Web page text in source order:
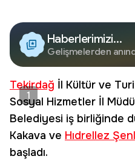
Haberlerimizi
Google'da Takip
Edin
Gelişmelerden
1
Tekirdağ İl Kültür ve
Sosyal Hizmetler İl
Belediyesi iş birliğinde
Kakava ve Hıdrellez
başladı.